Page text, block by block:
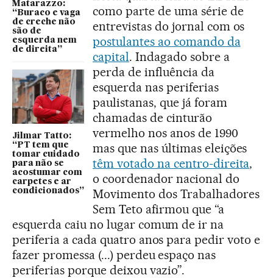
Matarazzo:
“Buraco e vaga
de creche não
são de
esquerda nem
de direita”
Jilmar Tatto:
“PT tem que
tomar cuidado
para não se
acostumar com
carpetes e ar
condicionados”
como parte de uma série de
entrevistas do jornal com os
postulantes ao comando da
capital. Indagado sobre a
perda de influência da
esquerda nas periferias
paulistanas, que já foram
chamadas de cinturão
vermelho nos anos de 1990
mas que nas últimas eleições
têm votado na centro-direita,
o coordenador nacional do
Movimento dos Trabalhadores
Sem Teto afirmou que “a
esquerda caiu no lugar comum de ir na
periferia a cada quatro anos para pedir voto e
fazer promessa (...) perdeu espaço nas
periferias porque deixou vazio”.